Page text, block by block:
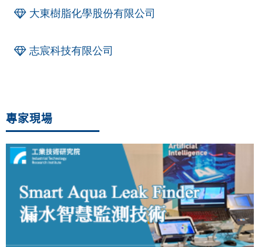
大東樹脂化學股份有限公司
志宸科技有限公司
專家現場